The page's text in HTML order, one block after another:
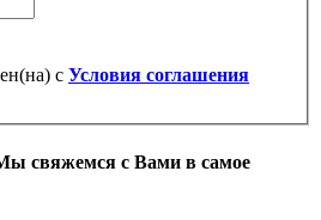
с Условия соглашения
свяжемся с Вами в самое